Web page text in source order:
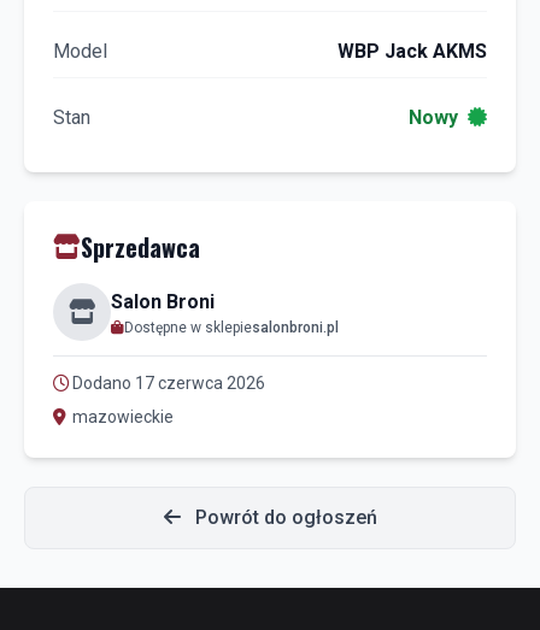
Model WBP Jack AKMS
Stan Nowy
Sprzedawca
Salon Broni
Dostępne w sklepiesalonbroni.pl
Dodano 17 czerwca 2026
mazowieckie
Powrót do ogłoszeń